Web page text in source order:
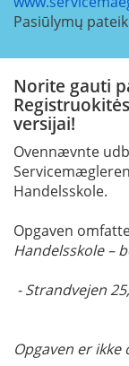
Pasiūlymų
Norite gauti
versijai!
Ovennævnte
Handelsskole.
Opgaven
Handelsskole –
- Strandvejen
Opgaven er